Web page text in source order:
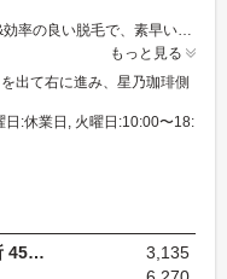
3つのメリットがある脱毛♪安心の都度払い&効率の良い脱毛で、素早い卒業を全力で応援!
もっと見る
出て右に進み、星乃珈琲側
:休業日, 火曜日:10:00〜18:
【新規限定】【脱毛】どこでも3ヵ所 45分 通常料金6,…
3,135